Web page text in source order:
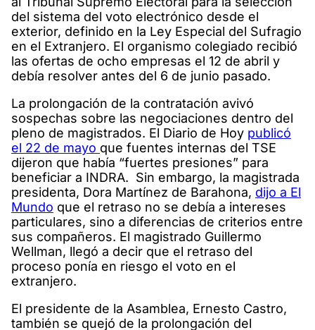
del sistema del voto electrónico desde el
exterior, definido en la Ley Especial del Sufragio
en el Extranjero. El organismo colegiado recibió
las ofertas de ocho empresas el 12 de abril y
debía resolver antes del 6 de junio pasado.
La prolongación de la contratación avivó
sospechas sobre las negociaciones dentro del
pleno de magistrados. El Diario de Hoy publicó
el 22 de mayo que fuentes internas del TSE
dijeron que había “fuertes presiones” para
beneficiar a INDRA. Sin embargo, la magistrada
presidenta, Dora Martínez de Barahona, dijo a El
Mundo que el retraso no se debía a intereses
particulares, sino a diferencias de criterios entre
sus compañeros. El magistrado Guillermo
Wellman, llegó a decir que el retraso del
proceso ponía en riesgo el voto en el
extranjero.
El presidente de la Asamblea, Ernesto Castro,
también se quejó de la prolongación del